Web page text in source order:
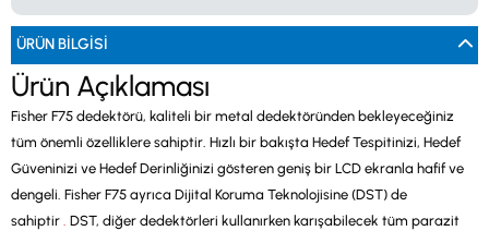
ÜRÜN BILGISI
Ürün Açıklaması
Fisher F75 dedektörü, kaliteli bir metal dedektöründen bekleyeceğiniz
tüm önemli özelliklere sahiptir. Hızlı bir bakışta Hedef Tespitinizi, Hedef
Güveninizi ve Hedef Derinliğinizi gösteren geniş bir LCD ekranla hafif ve
dengeli. Fisher F75 ayrıca Dijital Koruma Teknolojisine (DST) de
sahiptir . DST, diğer dedektörleri kullanırken karışabilecek tüm parazit